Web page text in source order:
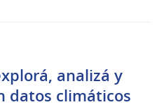
analizá y
datos climáticos